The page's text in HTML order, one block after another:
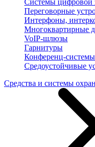
Системы цифровой
Переговорные
Интерфоны,
Многоквартирные
VoIP-шлюзы
Гарнитуры
Конференц-
Средоустойчивые
Средства и системы